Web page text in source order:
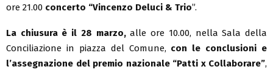
ore 21.00 concerto “Vincenzo Deluci & Trio”.
La chiusura è il 28 marzo,alle ore 10.00, nella Sala della
Conciliazione in piazza del Comune, con le conclusioni e
l’assegnazione del premio nazionale “Patti x Collaborare”,